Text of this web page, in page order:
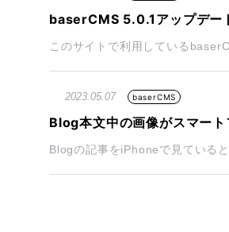
baserCMS 5.0.1アップデー
このサイトで利用している
2023.05.07 baserCMS
Blog本文中の画像がスマー
Blogの記事をiPhoneで見ている